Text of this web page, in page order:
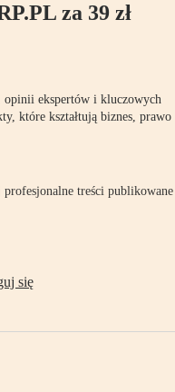
za 39 zł
opinii ekspertów i kluczowych
które kształtują biznes, prawo
treści publikowane
się